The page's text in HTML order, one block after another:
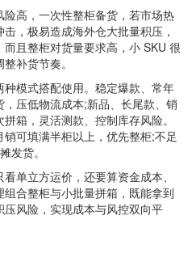
高，一次性整柜备货，若市场热
，极易造成海外仓大批量积压，
且整柜对货量要求高，小 SKU 很
补货节奏。
模式搭配使用。稳定爆款、常年
压低物流成本;新品、长尾款、销
箱，灵活测款、控制库存风险。
可填满半柜以上，优先整柜;不足
发货。
立方运价，还要算资金成本、
合整柜与小批量拼箱，既能拿到
风险，实现成本与风控双向平